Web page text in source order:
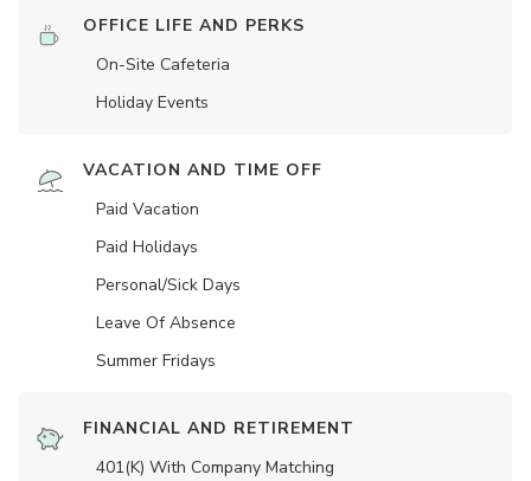
OFFICE LIFE AND PERKS
On-Site Cafeteria
Holiday Events
VACATION AND TIME OFF
Paid Vacation
Paid Holidays
Personal/Sick Days
Leave Of Absence
Summer Fridays
FINANCIAL AND RETIREMENT
401(K) With Company Matching